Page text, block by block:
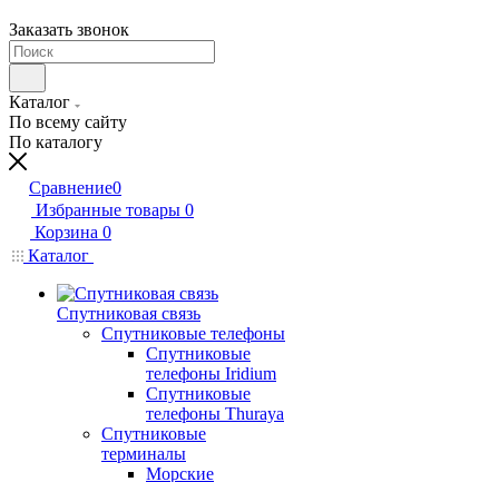
Заказать звонок
Каталог
По всему сайту
По каталогу
Сравнение0
Избранные товары 0
Корзина 0
Каталог
Спутниковая связь
Спутниковые телефоны
Спутниковые
телефоны Iridium
Спутниковые
телефоны Thuraya
Спутниковые
терминалы
Морские